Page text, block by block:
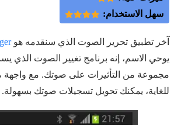
سهل الاستخدام:
آخر تطبيق تحرير الصوت الذي سنقدمه هو
يوحي الاسم، إنه برنامج تغيير الصوت الذي
مجموعة من التأثيرات على صوتك. مع
للغاية، يمكنك تحويل تسجيلات صوتك بسهولة.